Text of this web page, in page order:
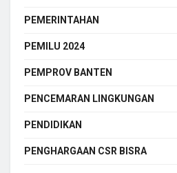
PEMERINTAHAN
PEMILU 2024
PEMPROV BANTEN
PENCEMARAN LINGKUNGAN
PENDIDIKAN
PENGHARGAAN CSR BISRA